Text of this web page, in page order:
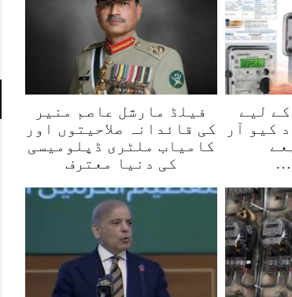
لیے
کیو آر
فیلڈ مارشل عاصم منیر
کی قائدانہ صلاحیتوں اور
کامیاب ملٹری ڈپلومیسی
کی دنیا معترف